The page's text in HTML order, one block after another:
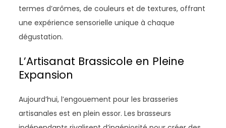
termes d’arômes, de couleurs et de textures, offrant
une expérience sensorielle unique à chaque
dégustation.
L’Artisanat Brassicole en Pleine
Expansion
Aujourd’hui, l’engouement pour les brasseries
artisanales est en plein essor. Les brasseurs